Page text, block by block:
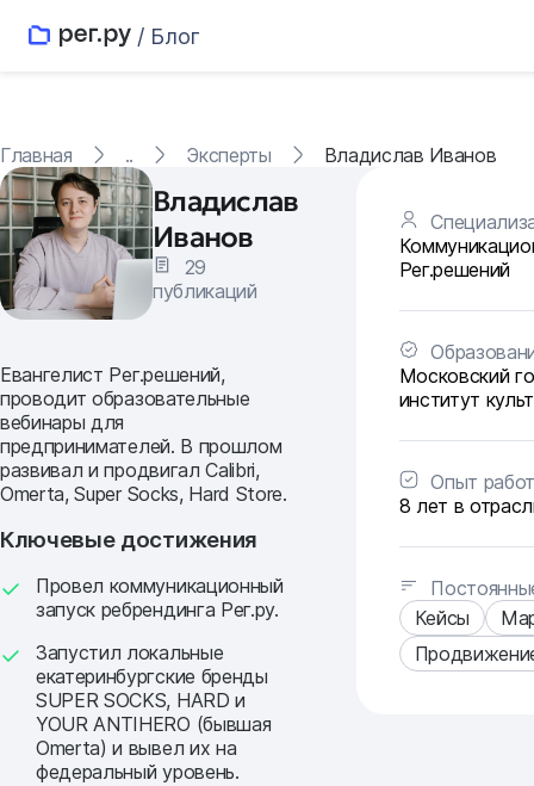
/ Блог
Главная .. Эксперты Владислав Иванов
Владислав
Иванов
29
публикаций
Евангелист Рег.решений,
проводит образовательные
вебинары для
предпринимателей. В прошлом
развивал и продвигал Calibri,
Omerta, Super Socks, Hard Store.
Ключевые достижения
Провел коммуникационный
запуск ребрендинга Рег.ру.
Запустил локальные
екатеринбургские бренды
SUPER SOCKS, HARD и
YOUR ANTIHERO (бывшая
Omerta) и вывел их на
федеральный уровень.
Рег.решений
Московский
институт
Опыт
8 лет в
Кейсы